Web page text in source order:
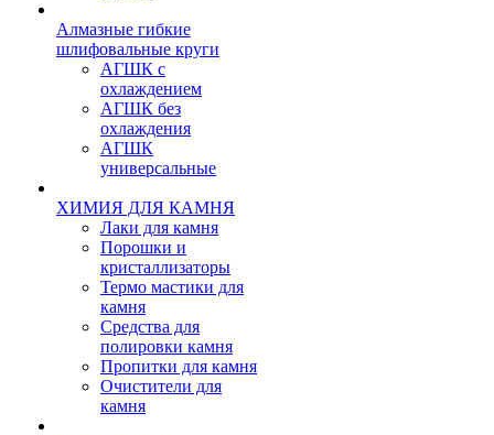
Алмазные гибкие
шлифовальные круги
АГШК с
охлаждением
АГШК без
охлаждения
АГШК
универсальные
ХИМИЯ ДЛЯ КАМНЯ
Лаки для камня
Порошки и
кристаллизаторы
Термо мастики для
камня
Средства для
полировки камня
Пропитки для камня
Очистители для
камня